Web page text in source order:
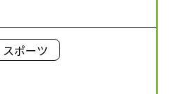
スポーツ